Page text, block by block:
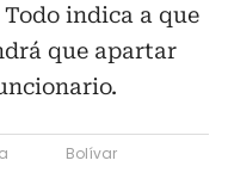
Todo indica a que
que apartar
Bolívar